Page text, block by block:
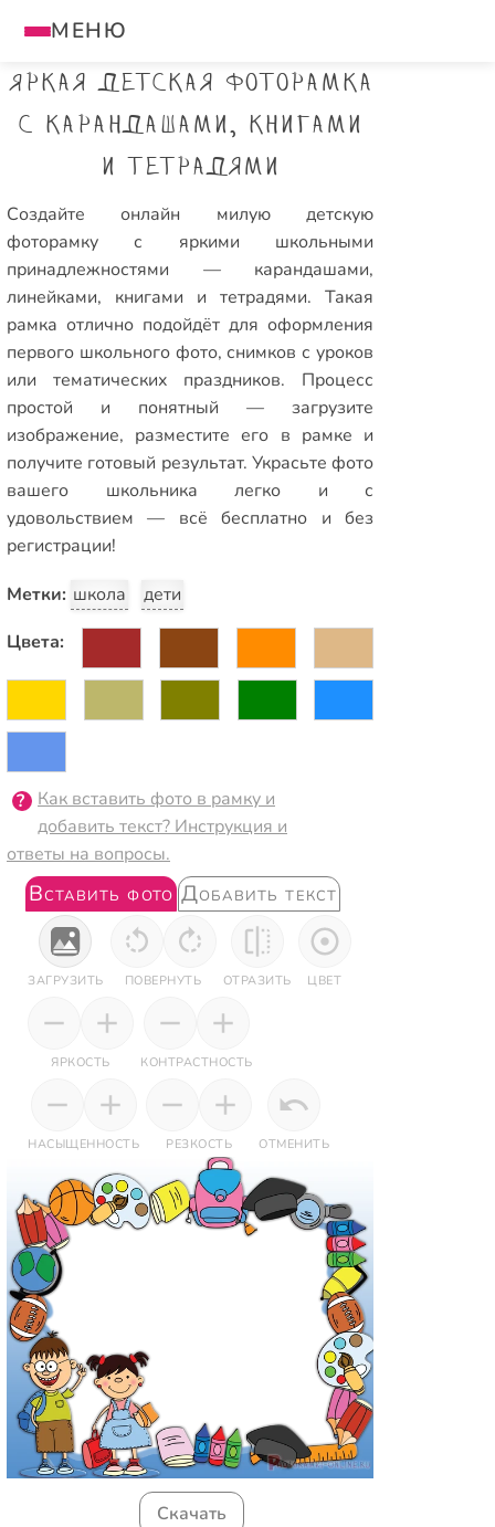
МЕНЮ
Яркая детская фоторамка
с карандашами, книгами
и тетрадями
Создайте онлайн милую детскую
фоторамку с яркими школьными
принадлежностями — карандашами,
линейками, книгами и тетрадями. Такая
рамка отлично подойдёт для оформления
первого школьного фото, снимков с уроков
или тематических праздников. Процесс
простой и понятный — загрузите
изображение, разместите его в рамке и
получите готовый результат. Украсьте фото
вашего школьника легко и с
удовольствием — всё бесплатно и без
регистрации!
Метки: школа
дети
Цвета:
Как вставить фото в рамку и
добавить текст? Инструкция и
ответы на вопросы.
Вставить фото Добавить текст
ЗАГРУЗИТЬ ПОВЕРНУТЬ ОТРАЗИТЬ ЦВЕТ
ЯРКОСТЬ КОНТРАСТНОСТЬ
НАСЫЩЕННОСТЬ РЕЗКОСТЬ ОТМЕНИТЬ
Ваше фото
Скачать